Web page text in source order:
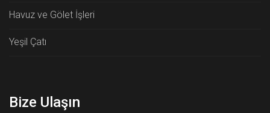
Havuz ve Gölet İşleri
Yeşil Çatı
Bize Ulaşın